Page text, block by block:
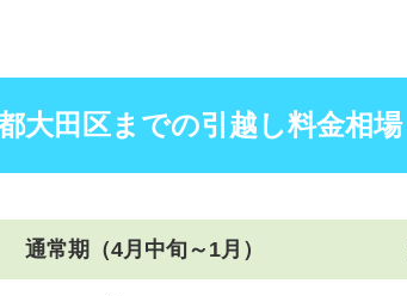
大田区までの引越し料金相場
通常期（4月中旬～1月）